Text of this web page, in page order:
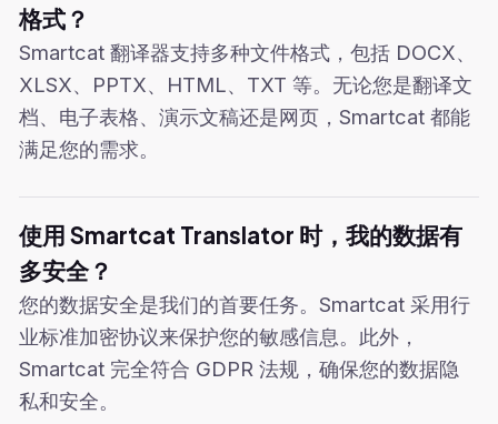
格式？
Smartcat 翻译器支持多种文件格式，包括 DOCX、
XLSX、PPTX、HTML、TXT 等。无论您是翻译文
档、电子表格、演示文稿还是网页，Smartcat 都能
满足您的需求。
使用 Smartcat Translator 时，我的数据有
多安全？
您的数据安全是我们的首要任务。Smartcat 采用行
业标准加密协议来保护您的敏感信息。此外，
Smartcat 完全符合 GDPR 法规，确保您的数据隐
私和安全。